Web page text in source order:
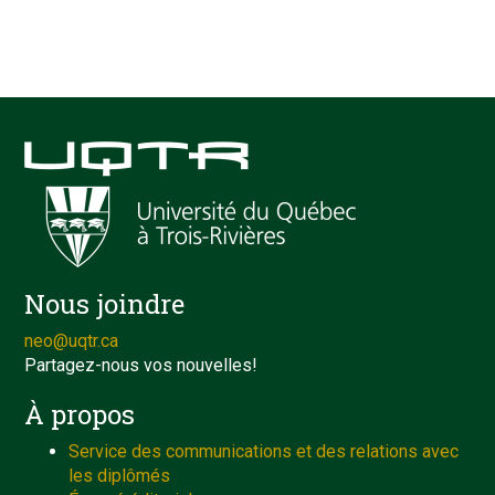
Nous joindre
neo@uqtr.ca
Partagez-nous vos nouvelles!
À propos
Service des communications et des relations avec
les diplômés